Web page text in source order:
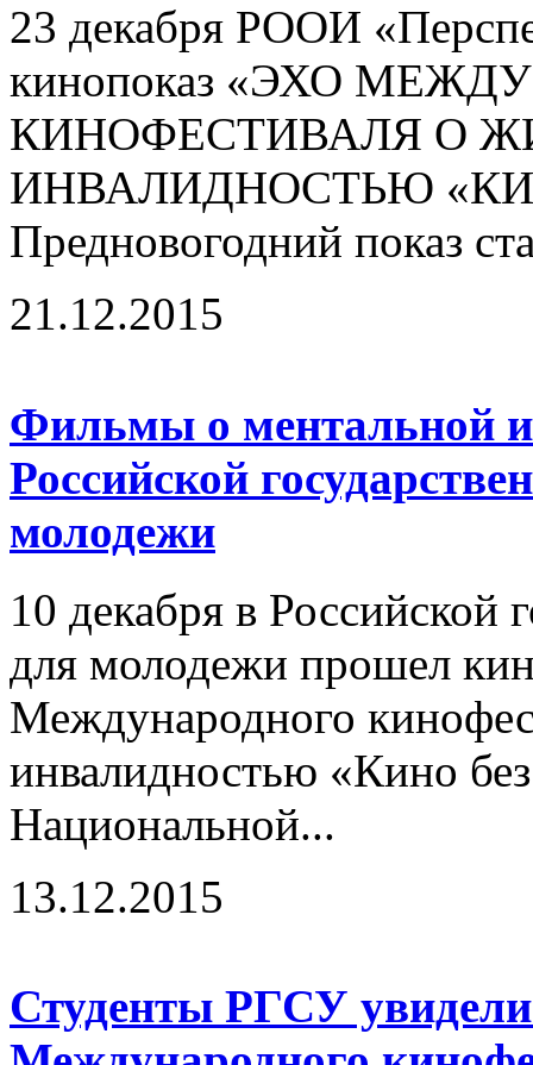
23 декабря РООИ
кинопоказ «ЭХО
КИНОФЕСТИВАЛЯ О
ИНВАЛИДНОСТЬЮ
Предновогодний показ
21.12.2015
Фильмы о ментальной
Российской
молодежи
10 декабря в Российской
для молодежи прошел
Международного
инвалидностью «Кино
Национальной...
13.12.2015
Студенты РГСУ